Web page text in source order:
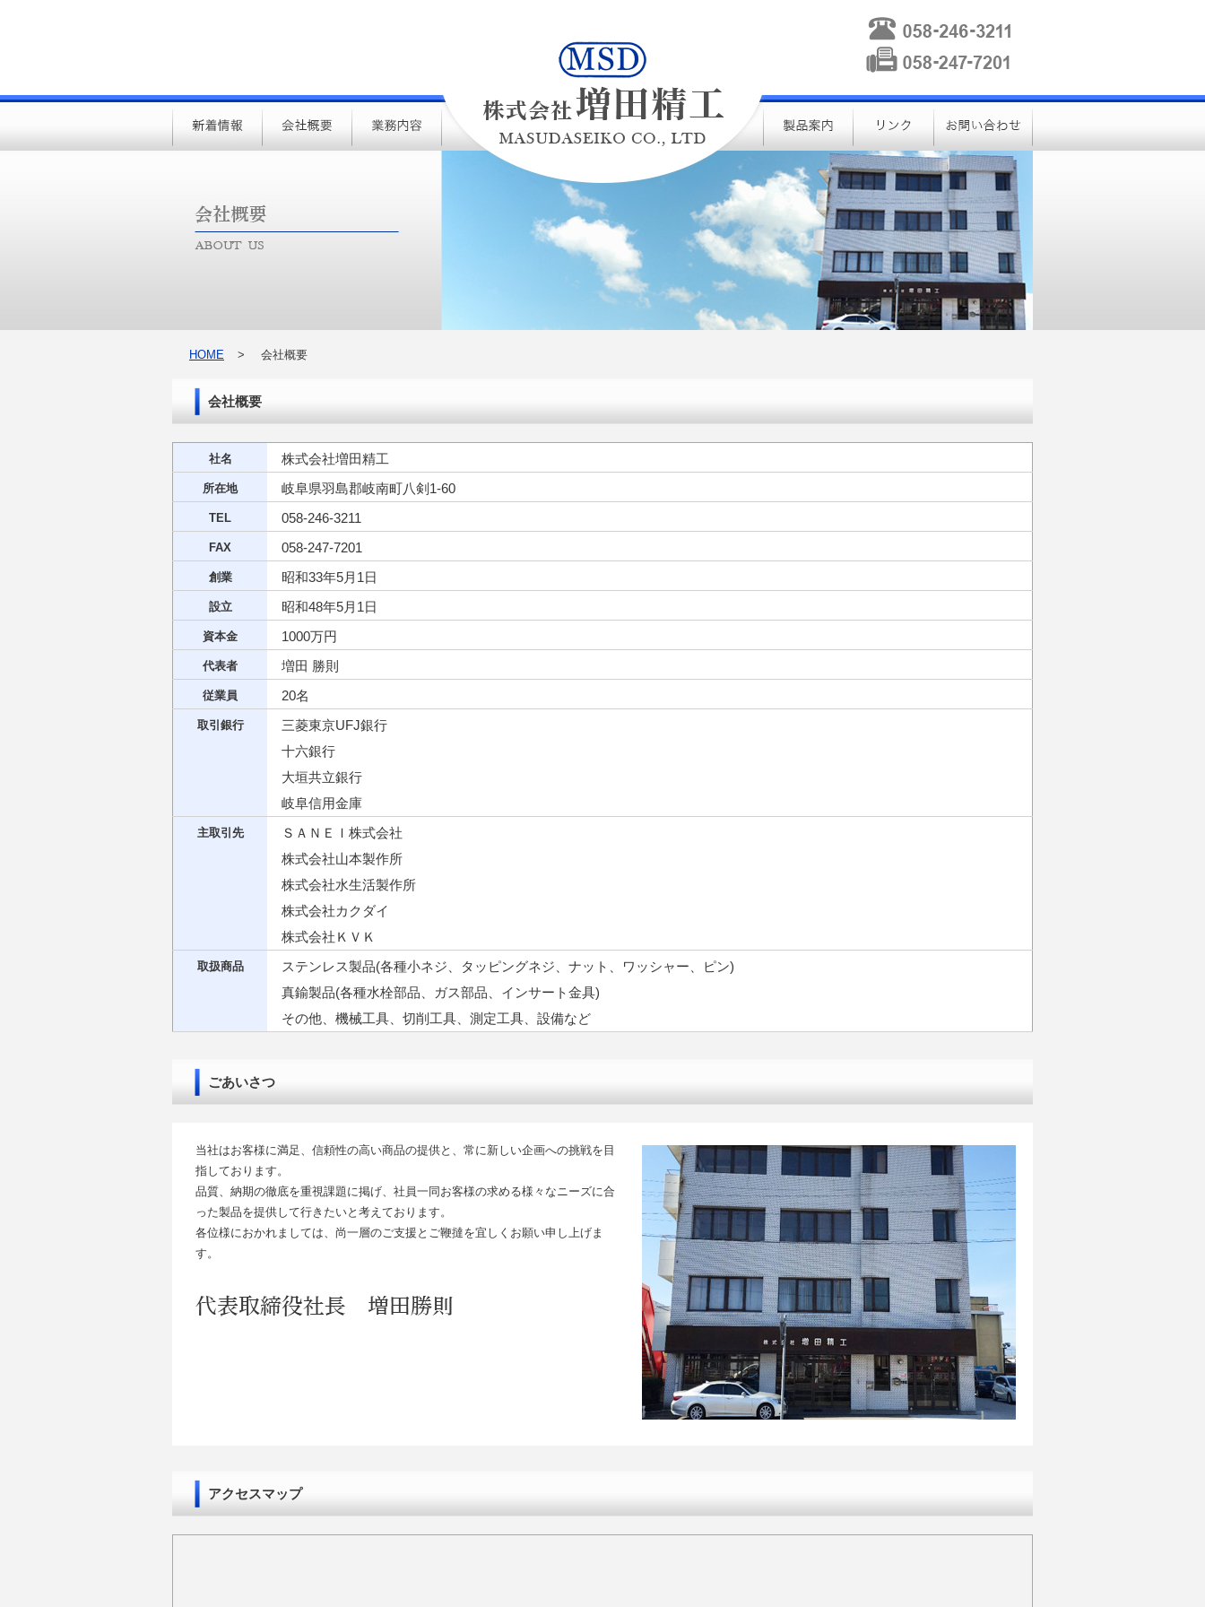
HOME > 会社概要
会社概要
社名 株式会社増田精工
所在地 岐阜県羽島郡岐南町八剣1-60
TEL 058-246-3211
FAX 058-247-7201
創業 昭和33年5月1日
設立 昭和48年5月1日
資本金 1000万円
代表者 増田 勝則
従業員 20名
取引銀行
三菱東京UFJ銀行
十六銀行
大垣共立銀行
岐阜信用金庫
主取引先
ＳＡＮＥＩ株式会社
株式会社山本製作所
株式会社水生活製作所
株式会社カクダイ
株式会社ＫＶＫ
取扱商品
ステンレス製品(各種小ネジ、タッピングネジ、ナット、ワッシャー、ピン)
真鍮製品(各種水栓部品、ガス部品、インサート金具)
その他、機械工具、切削工具、測定工具、設備など
ごあいさつ
当社はお客様に満足、信頼性の高い商品の提供と、常に新しい企画への挑戦を目
指しております。
品質、納期の徹底を重視課題に掲げ、社員一同お客様の求める様々なニーズに合
った製品を提供して行きたいと考えております。
各位様におかれましては、尚一層のご支援とご鞭撻を宜しくお願い申し上げま
す。
アクセスマップ